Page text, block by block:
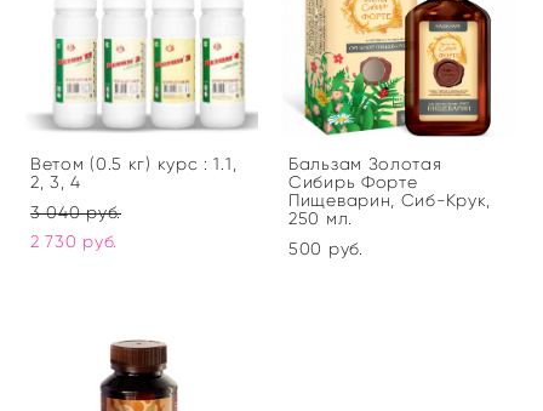
Ветом (0.5 кг) курс : 1.1,
2, 3, 4
3 040 pуб.
2 730 pуб.
Бальзам Золотая
Сибирь Форте
Пищеварин, Сиб-Крук,
250 мл.
500 pуб.